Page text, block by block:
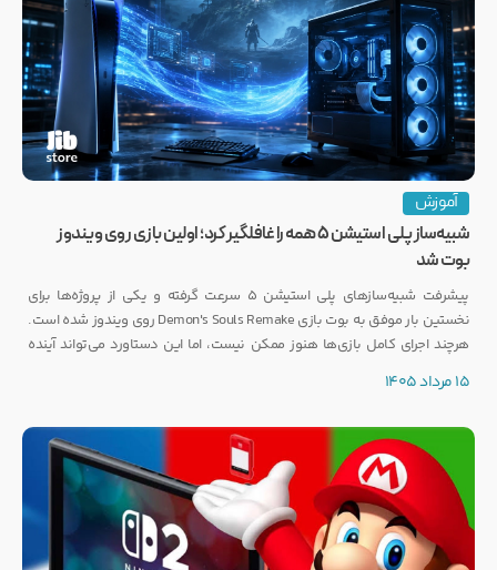
آموزش
شبیه‌ساز پلی استیشن ۵ همه را غافلگیر کرد؛ اولین بازی روی ویندوز
بوت شد
پیشرفت شبیه‌سازهای پلی استیشن ۵ سرعت گرفته و یکی از پروژه‌ها برای
نخستین بار موفق به بوت بازی Demon's Souls Remake روی ویندوز شده است.
هرچند اجرای کامل بازی‌ها هنوز ممکن نیست، اما این دستاورد می‌تواند آینده
15 مرداد 1405